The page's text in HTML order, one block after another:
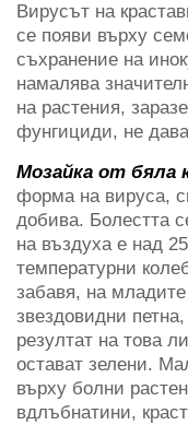
Вирусът на
се появи върху
съхранение на
намалява
на растения,
фунгициди, не
Мозайка от бяла
форма на вируса,
добива. Болестта
на въздуха е над
температурни
забавя, на
звездовидни
резултат на това
остават зелени.
върху болни
вдлъбнатини,